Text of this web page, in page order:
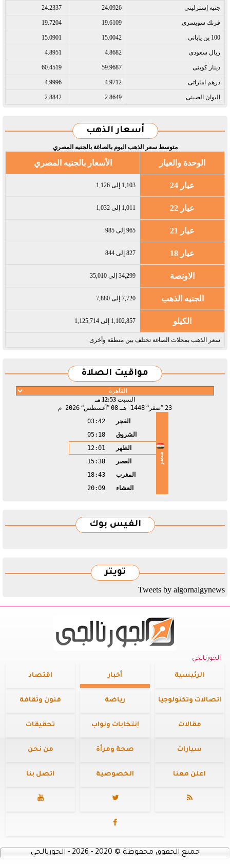
جنيه إسترلينى​ 24.0926
24.2337
فرنك سويسرى​ 19.6109
19.7204
100 ين يابانى​ 15.0042
15.0901
ريال سعودى​ 4.8682
4.8951
دينار كويتى​ 59.9687
60.4519
درهم اماراتى​ 4.9712
4.9996
اليوان الصينى​ 2.8649
2.8842
أسعار الذهب
متوسط سعر الذهب اليوم بالصاغة بالجنيه المصري
الوحدة والعيار الأسعار بالجنيه المصري
عيار 24 1,103 إلى 1,126
عيار 22 1,011 إلى 1,032
عيار 21 965 إلى 985
عيار 18 827 إلى 844
الاونصة 34,299 إلى 35,010
الجنيه الذهب 7,720 إلى 7,880
الكيلو 1,102,857 إلى 1,125,714
سعر الذهب بمحلات الصاغة تختلف بين منطقة وأخرى
مواقيت الصلاة
السبت 12:53 مـ
23
صفر 1448 هـ 08 أغسطس 2026 م
مصر
الفجر
03:42
الشروق
05:18
الظهر
12:01
العصر
15:38
المغرب
18:43
العشاء
20:09
الفيس بوك
تويتر
Tweets by algornalgynews
الجورنالجي
الرئيسية أخبار اقتصاد
اتصالات وتكنولوجيا رياضة فنون وثقافة
مقالات إنتخابات ونواب تحقيقات
سيارات صحة ومرأة من نحن
اعلن معنا الخصوصية اتصل بنا




جميع الحقوق محفوظة ©